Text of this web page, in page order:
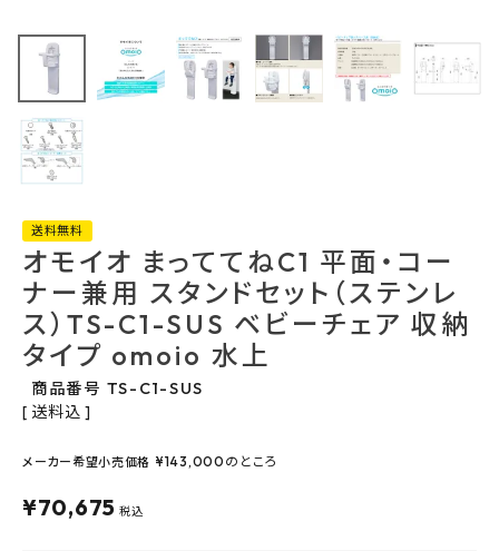
セット（ステンレ
ベビーチェア 収納
タイプ omoio 水
上
(税込)
FAX注文はこちらから
カテゴリーから選ぶ
メーカーから選ぶ
ご利用ガイド
よくあるご質問
お問い合わせ
メルマガ登録
特定商取引法について
送料無料
オモイオ まっててねC1 平面・コー
ナー兼用 スタンドセット（ステンレ
ス）TS-C1-SUS ベビーチェア 収納
タイプ omoio 水上
商品番号 TS-C1-SUS
送料込
メーカー希望小売価格 ¥143,000 のところ
¥70,675 税込